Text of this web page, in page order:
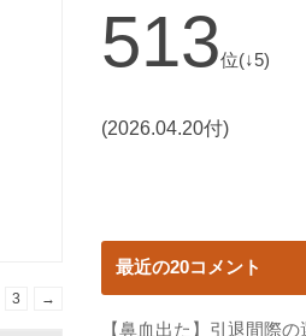
3 →
513位(↓5)
(2026.04.20付)
最近の20コメント
【鼻血出た】引退間際